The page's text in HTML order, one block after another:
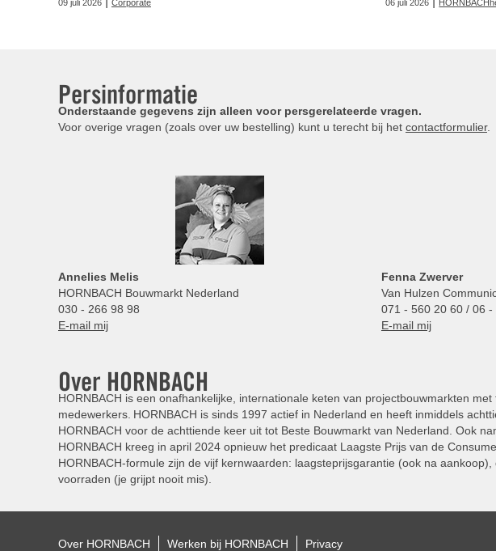
09 juli 2026 Corporate 06 juli 2026
Persinformatie
Onderstaande gegevens zijn alleen voor persgerelateerde vragen.
Voor overige vragen (zoals over uw bestelling) kunt u terecht bij het contactformulier.
Annelies Melis
HORNBACH Bouwmarkt Nederland
030 - 266 98 98
E-mail mij
Fenna Zwerver
Van Hulzen
071 - 560 20 60 / 06 -
E-mail mij
Over HORNBACH
HORNBACH is een onafhankelijke, internationale keten van projectbouwmarkten
medewerkers. HORNBACH is sinds 1997 actief in Nederland en heeft inmiddels
HORNBACH voor de achttiende keer uit tot Beste Bouwmarkt van Nederland. Ook
HORNBACH kreeg in april 2024 opnieuw het predicaat Laagste Prijs van de
HORNBACH-formule zijn de vijf kernwaarden: laagsteprijsgarantie (ook na
voorraden (je grijpt nooit mis).
Over HORNBACH Werken bij HORNBACH Privacy